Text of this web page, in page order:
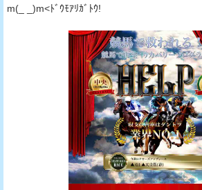
m(_ _)m<ﾄﾞｳﾓｱﾘｶﾞﾄｳ!